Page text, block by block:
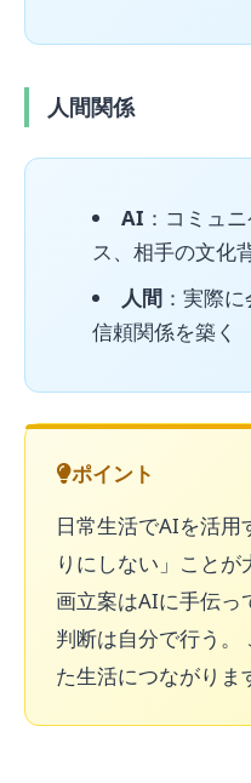
人間関係
AI ：コミュ
ス、相手の文化
人間：実際に
信頼関係を築く
ポイント
日常生活でAIを活用
りにしない」こと
画立案はAIに手伝っ
判断は自分で行う。
た生活につながりま